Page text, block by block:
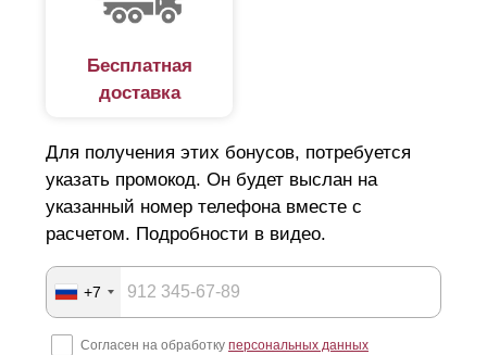
Бесплатная
доставка
Для получения этих бонусов, потребуется
указать промокод. Он будет выслан на
указанный номер телефона вместе с
расчетом. Подробности в видео.
+7
Согласен на обработку персональных данных